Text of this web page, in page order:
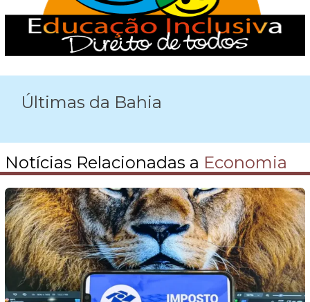
Últimas da Bahia
Notícias Relacionadas a Economia